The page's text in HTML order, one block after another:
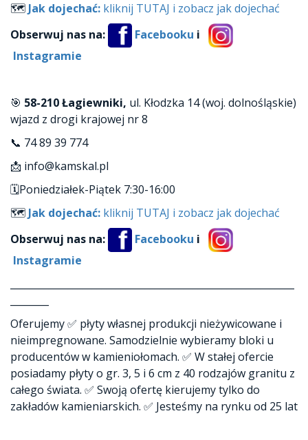
🗺 Jak dojechać: kliknij TUTAJ i zobacz jak dojechać
Obserwuj nas na:
Facebooku i
Instagramie
🎯 58-210 Łagiewniki, ul. Kłodzka 14 (woj. dolnośląskie)
wjazd z drogi krajowej nr 8
📞 74 89 39 774
📩 info@kamskal.pl
🗓Poniedziałek-Piątek 7:30-16:00
🗺 Jak dojechać: kliknij TUTAJ i zobacz jak dojechać
Obserwuj nas na:
Facebooku i
Instagramie
Oferujemy ✅ płyty własnej produkcji nieżywicowane i
nieimpregnowane. Samodzielnie wybieramy bloki u
producentów w kamieniołomach. ✅ W stałej ofercie
posiadamy płyty o gr. 3, 5 i 6 cm z 40 rodzajów granitu z
całego świata. ✅ Swoją ofertę kierujemy tylko do
zakładów kamieniarskich. ✅ Jesteśmy na rynku od 25 lat